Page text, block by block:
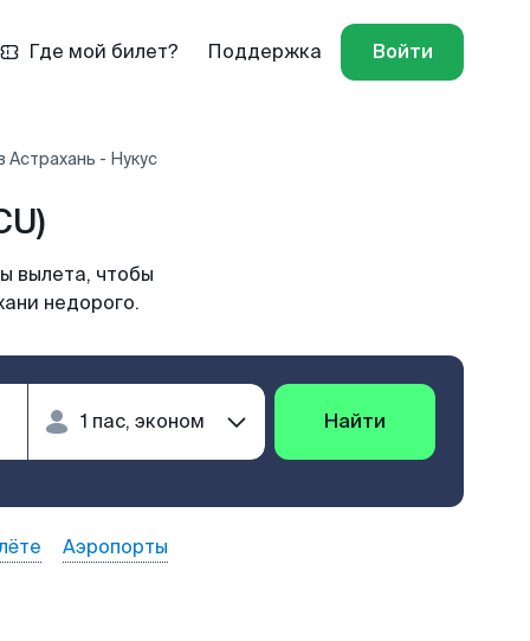
Где мой билет? Поддержка Войти
Астрахань - Нукус
вылета, чтобы
недорого.
Найти
Аэропорты